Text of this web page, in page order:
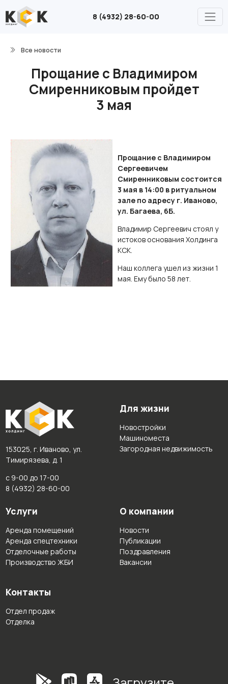
8 (4932) 28-60-00
Все новости
Прощание с Владимиром
Смиренниковым пройдет
3 мая
Прощание с Владимиром
Сергеевичем
Смиренниковым состоится
3 мая в 14:00 в ритуальном
зале по адресу г. Иваново,
ул. Багаева, 6Б.
Владимир Сергеевич стоял у
истоков основания Холдинга
КСК.
Наш коллега ушел из жизни 1
мая. Ему было 58 лет.
153025, г. Иваново, ул.
Тимирязева, д. 1
с 9-00 до 17-00
8 (4932) 28-60-00
Для жизни
Новостройки
Машиноместа
Загородная недвижимость
Услуги
Аренда помещений
Аренда спецтехники
Отделочные работы
Производство ЖБИ
О компании
Новости
Публикации
Поздравления
Вакансии
Контакты
Отдел продаж
Отделка